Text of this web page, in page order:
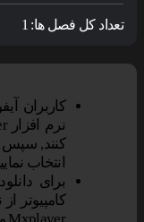
تعداد کل فصل ها: 1
کاربران
کنند, سپس
انتخاب
برای